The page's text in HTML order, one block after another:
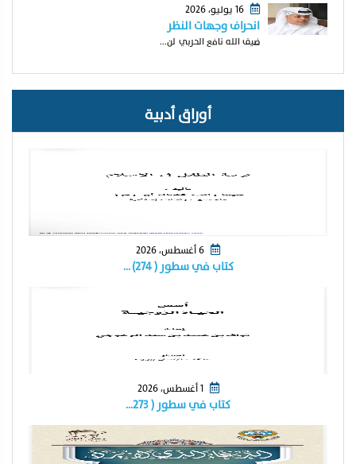
16 يوليو، 2026
انحراف وجهات النظر
ضيف الله نافع الحربي لن...
أوراق أدبية
كتاب في سطور ( ٢٧٤) …
1 أغسطس، 2026
كتاب في سطور ( ٢٧٣…